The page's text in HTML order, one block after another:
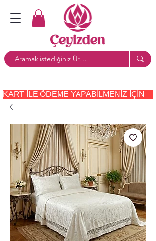
KART ILE ÖDEME YAPABILMENIZ IÇIN